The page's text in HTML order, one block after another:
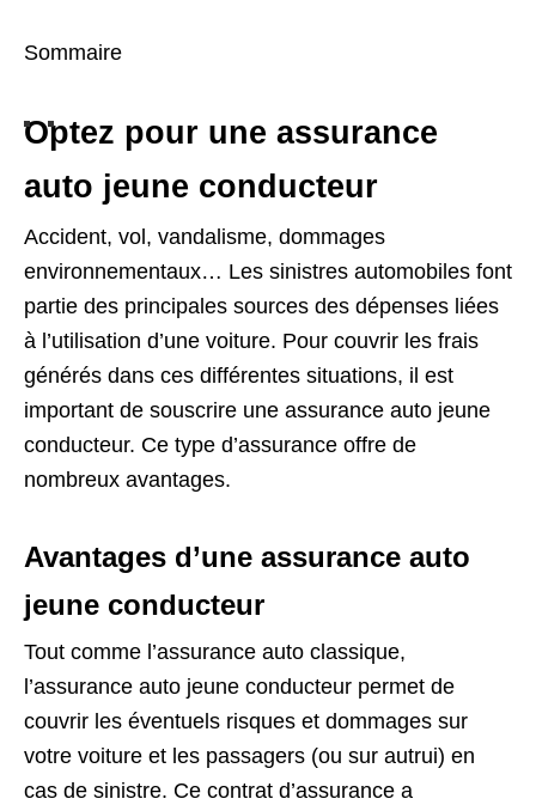
Sommaire
Optez pour une assurance
auto jeune conducteur
Accident, vol, vandalisme, dommages
environnementaux… Les sinistres automobiles font
partie des principales sources des dépenses liées
à l’utilisation d’une voiture. Pour couvrir les frais
générés dans ces différentes situations, il est
important de souscrire une assurance auto jeune
conducteur. Ce type d’assurance offre de
nombreux avantages.
Avantages d’une assurance auto
jeune conducteur
Tout comme l’assurance auto classique,
l’assurance auto jeune conducteur permet de
couvrir les éventuels risques et dommages sur
votre voiture et les passagers (ou sur autrui) en
cas de sinistre. Ce contrat d’assurance a